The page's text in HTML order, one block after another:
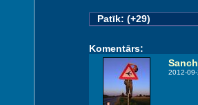
Patīk: (+29)
Komentārs:
2012-